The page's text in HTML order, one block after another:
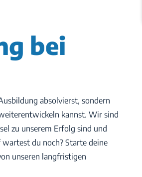
bei
absolvierst, sondern
kannst. Wir sind
zu unserem Erfolg sind und
du noch? Starte deine
unseren langfristigen